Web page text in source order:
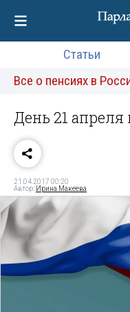
Статьи
Все о пенсиях в
День 21 апреля
21.04.2017 00:20
Автор: Ирина Макеева